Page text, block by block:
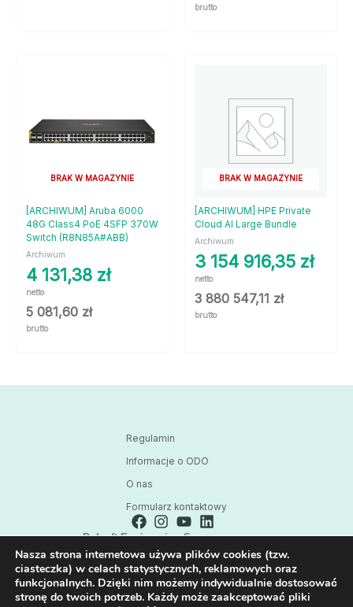
brutto
BRAK W MAGAZYNIE
[ARCHIWUM] Aruba 6000
48G Class4 PoE 4SFP 370W
Switch (R8N85A#ABB)
Archiwum
4 131,38 zł
netto
5 081,60 zł
brutto
BRAK W MAGAZYNIE
[ARCHIWUM] HPE Private
Cloud AI Large Bundle
Archiwum
3 154 916,35 zł
netto
3 880 547,11 zł
brutto
Regulamin
Informacje o ODO
O nas
Formularz kontaktowy
Polsoft Engineering Sp. z o.o.
ul. 73 Pułku Piechoty 1, 40-467 Katowice
Skontaktuj się z nami:
32 209 80 39
Nasza strona internetowa używa plików cookies (tzw.
ciasteczka) w celach statystycznych, reklamowych oraz
funkcjonalnych. Dzięki nim możemy indywidualnie dostosować
stronę do twoich potrzeb. Każdy może zaakceptować pliki